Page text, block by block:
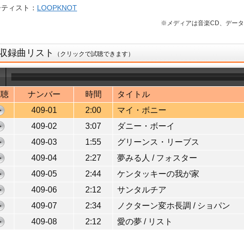
ィスト： LOOPKNOT
※メディアは音楽CD、デー
録曲リスト（クリックで試聴できます）
ナンバー 時間
タイトル
409-01
2:00
マイ・ボニー
409-02
3:07
ダニー・ボーイ
409-03
1:55
グリーンス・リーブス
409-04
2:27
夢みる人 / フォスター
409-05
2:44
ケンタッキーの我が家
409-06
2:12
サンタルチア
409-07
2:34
ノクターン変ホ長調 / ショパン
409-08
2:12 愛の夢 / リスト